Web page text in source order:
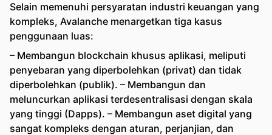
Selain memenuhi persyaratan industri keuangan yang
kompleks, Avalanche menargetkan tiga kasus
penggunaan luas:
– Membangun blockchain khusus aplikasi, meliputi
penyebaran yang diperbolehkan (privat) dan tidak
diperbolehkan (publik). – Membangun dan
meluncurkan aplikasi terdesentralisasi dengan skala
yang tinggi (Dapps). – Membangun aset digital yang
sangat kompleks dengan aturan, perjanjian, dan